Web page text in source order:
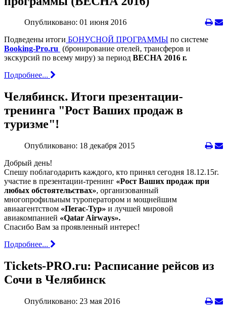
Опубликовано: 01 июня 2016
Подведены итоги БОНУСНОЙ ПРОГРАММЫ по системе
Booking-Pro.ru (бронирование отелей, трансферов и
экскурсий по всему миру) за период ВЕСНА 2016 г.
Подробнее...
Челябинск. Итоги презентации-
тренинга "Рост Ваших продаж в
туризме"!
Опубликовано: 18 декабря 2015
Добрый день!
Спешу поблагодарить каждого, кто принял сегодня 18.12.15г.
участие в презентации-тренинг «Рост Ваших продаж при
любых обстоятельствах», организованный
многопрофильным туроператором и мощнейшим
авиаагентством «Пегас-Тур» и лучшей мировой
авиакомпанией «Qatar Airways».
Спасибо Вам за проявленный интерес!
Подробнее...
Tickets-PRO.ru: Расписание рейсов из
Сочи в Челябинск
Опубликовано: 23 мая 2016